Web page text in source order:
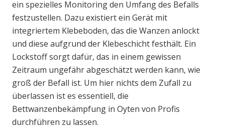
ein spezielles Monitoring den Umfang des Befalls
festzustellen. Dazu existiert ein Gerät mit
integriertem Klebeboden, das die Wanzen anlockt
und diese aufgrund der Klebeschicht festhält. Ein
Lockstoff sorgt dafür, das in einem gewissen
Zeitraum ungefähr abgeschätzt werden kann, wie
groß der Befall ist. Um hier nichts dem Zufall zu
überlassen ist es essentiell, die
Bettwanzenbekämpfung in Oyten von Profis
durchführen zu lassen.